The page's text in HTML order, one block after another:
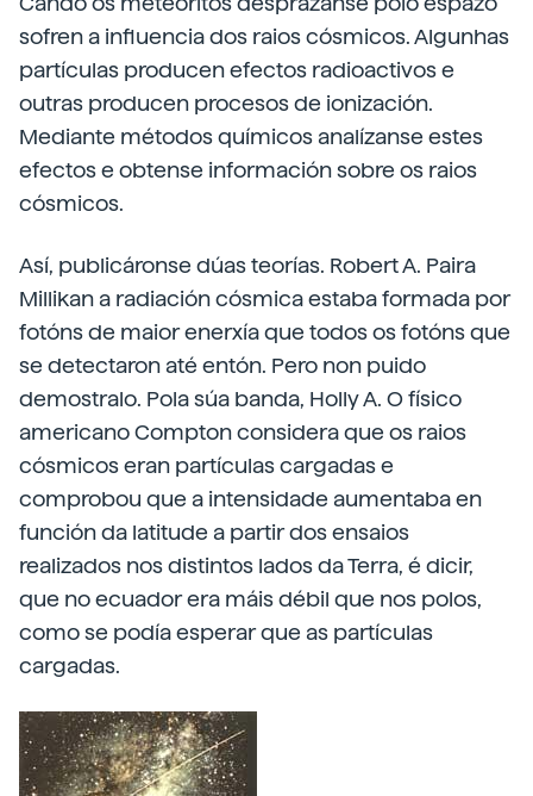
sofren a influencia dos raios cósmicos. Algunhas
partículas producen efectos radioactivos e
outras producen procesos de ionización.
Mediante métodos químicos analízanse estes
efectos e obtense información sobre os raios
cósmicos.
Así, publicáronse dúas teorías. Robert A. Paira
Millikan a radiación cósmica estaba formada por
fotóns de maior enerxía que todos os fotóns que
se detectaron até entón. Pero non puido
demostralo. Pola súa banda, Holly A. O físico
americano Compton considera que os raios
cósmicos eran partículas cargadas e
comprobou que a intensidade aumentaba en
función da latitude a partir dos ensaios
realizados nos distintos lados da Terra, é dicir,
que no ecuador era máis débil que nos polos,
como se podía esperar que as partículas
cargadas.